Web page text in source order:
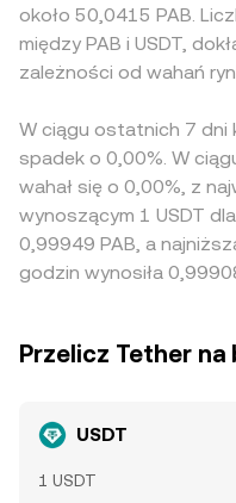
około 50,0415 PAB.
między PAB i USDT,
zależności od wahań
W ciągu ostatnich 7 dni
spadek o 0,00%. W
wahał się o 0,00%, z
wynoszącym 1 USDT
0,99949 PAB, a
godzin wynosiła
Przelicz Tether na
USDT
1 USDT